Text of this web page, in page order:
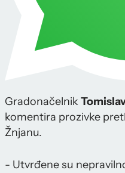
Gradonačelnik
komentira prozivke
Žnjanu.
- Utvrđene su